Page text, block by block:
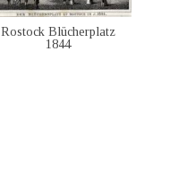
Rostock Blücherplatz
1844